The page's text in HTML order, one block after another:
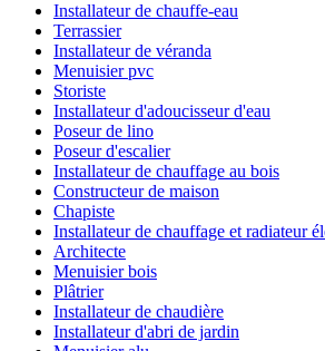
Installateur de chauffe-eau
Terrassier
Installateur de véranda
Menuisier pvc
Storiste
Installateur d'adoucisseur d'eau
Poseur de lino
Poseur d'escalier
Installateur de chauffage au bois
Constructeur de maison
Chapiste
Installateur de chauffage et radiateur
Architecte
Menuisier bois
Plâtrier
Installateur de chaudière
Installateur d'abri de jardin